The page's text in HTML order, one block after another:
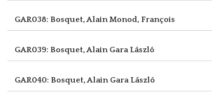
GAR038: Bosquet, AlainMonod, François
GAR039: Bosquet, Alain Gara László
GAR040: Bosquet, Alain Gara László